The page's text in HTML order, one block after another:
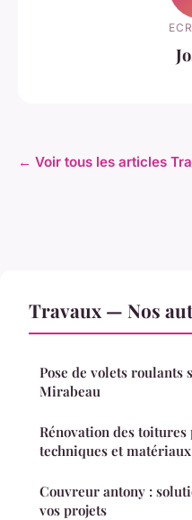
← Voir tous les articles
Travaux — Nos
Pose de volets roulants
Mirabeau
Rénovation des
techniques et matériaux
Couvreur antony :
vos projets